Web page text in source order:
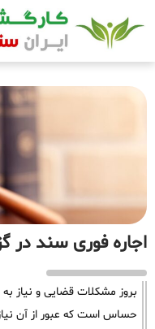
اجاره فوری سند در
بروز مشکلات قضایی و نیاز به
حساس است که عبور از آن